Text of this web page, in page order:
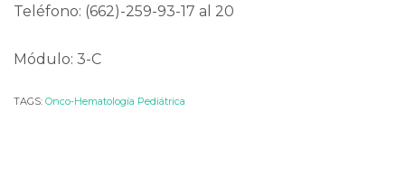
Teléfono: (662)-259-93-17 al 20
Módulo: 3-C
TAGS: Onco-Hematología Pediátrica